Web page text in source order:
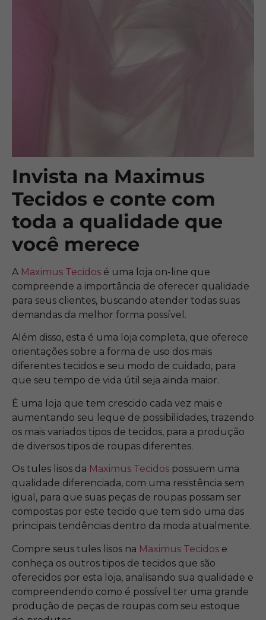
Invista na Maximus
Tecidos e conte com
toda a qualidade que
você merece
A Maximus Tecidos é uma loja on-line que
compreende a importância de oferecer qualidade
para seus clientes, buscando atender todas suas
demandas da melhor forma possível.
Além disso, esta é uma loja completa, que oferece
orientações sobre a forma de uso dos mais
diferentes tecidos e seu modo de cuidado, para
que seu tempo de vida útil seja ainda maior.
É uma loja que tem crescido cada vez mais e
aumentando seu leque de possibilidades, trazendo
os mais variados tipos de tecidos, para a produção
de diversos tipos de roupas diferentes.
Os tules lisos da Maximus Tecidos possuem uma
qualidade diferenciada, com uma resistência sem
igual, para que suas peças de roupas possam ser
compostas por este tecido que tem sido uma das
principais tendências dentro da moda atualmente.
Compre seus tules lisos na Maximus Tecidos e
conheça os outros tipos de tecidos que são
oferecidos por esta loja, analisando sua qualidade e
compreendendo como é possível ter uma grande
produção de peças de roupas com seu estoque